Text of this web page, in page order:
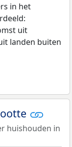
in het
uit
landen buiten
huishouden in